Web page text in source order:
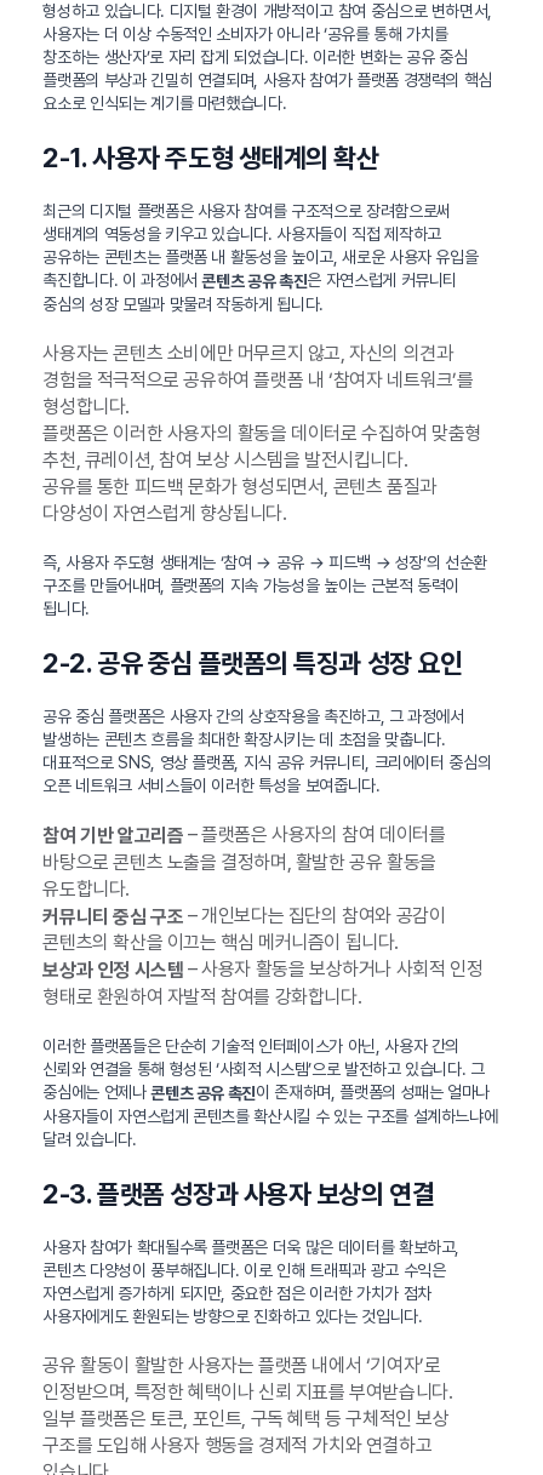
형성하고 있습니다. 디지털 환경이 개방적이고 참여 중심으로 변하면서,
사용자는 더 이상 수동적인 소비자가 아니라 ‘공유를 통해 가치를
창조하는 생산자’로 자리 잡게 되었습니다. 이러한 변화는 공유 중심
플랫폼의 부상과 긴밀히 연결되며, 사용자 참여가 플랫폼 경쟁력의 핵심
요소로 인식되는 계기를 마련했습니다.
2-1. 사용자 주도형 생태계의 확산
최근의 디지털 플랫폼은 사용자 참여를 구조적으로 장려함으로써
생태계의 역동성을 키우고 있습니다. 사용자들이 직접 제작하고
공유하는 콘텐츠는 플랫폼 내 활동성을 높이고, 새로운 사용자 유입을
촉진합니다. 이 과정에서콘텐츠 공유 촉진은 자연스럽게 커뮤니티
중심의 성장 모델과 맞물려 작동하게 됩니다.
사용자는 콘텐츠 소비에만 머무르지 않고, 자신의 의견과
경험을 적극적으로 공유하여 플랫폼 내 ‘참여자 네트워크’를
형성합니다.
플랫폼은 이러한 사용자의 활동을 데이터로 수집하여 맞춤형
추천, 큐레이션, 참여 보상 시스템을 발전시킵니다.
공유를 통한 피드백 문화가 형성되면서, 콘텐츠 품질과
다양성이 자연스럽게 향상됩니다.
즉, 사용자 주도형 생태계는 ‘참여 → 공유 → 피드백 → 성장’의 선순환
구조를 만들어내며, 플랫폼의 지속 가능성을 높이는 근본적 동력이
됩니다.
2-2. 공유 중심 플랫폼의 특징과 성장 요인
공유 중심 플랫폼은 사용자 간의 상호작용을 촉진하고, 그 과정에서
발생하는 콘텐츠 흐름을 최대한 확장시키는 데 초점을 맞춥니다.
대표적으로 SNS, 영상 플랫폼, 지식 공유 커뮤니티, 크리에이터 중심의
오픈 네트워크 서비스들이 이러한 특성을 보여줍니다.
참여 기반 알고리즘 – 플랫폼은 사용자의 참여 데이터를
바탕으로 콘텐츠 노출을 결정하며, 활발한 공유 활동을
유도합니다.
커뮤니티 중심 구조 – 개인보다는 집단의 참여와 공감이
콘텐츠의 확산을 이끄는 핵심 메커니즘이 됩니다.
보상과 인정 시스템 – 사용자 활동을 보상하거나 사회적 인정
형태로 환원하여 자발적 참여를 강화합니다.
이러한 플랫폼들은 단순히 기술적 인터페이스가 아닌, 사용자 간의
신뢰와 연결을 통해 형성된 ‘사회적 시스템’으로 발전하고 있습니다. 그
중심에는 언제나콘텐츠 공유 촉진이 존재하며, 플랫폼의 성패는 얼마나
사용자들이 자연스럽게 콘텐츠를 확산시킬 수 있는 구조를 설계하느냐에
달려 있습니다.
2-3. 플랫폼 성장과 사용자 보상의 연결
사용자 참여가 확대될수록 플랫폼은 더욱 많은 데이터를 확보하고,
콘텐츠 다양성이 풍부해집니다. 이로 인해 트래픽과 광고 수익은
자연스럽게 증가하게 되지만, 중요한 점은 이러한 가치가 점차
사용자에게도 환원되는 방향으로 진화하고 있다는 것입니다.
공유 활동이 활발한 사용자는 플랫폼 내에서 ‘기여자’로
인정받으며, 특정한 혜택이나 신뢰 지표를 부여받습니다.
일부 플랫폼은 토큰, 포인트, 구독 혜택 등 구체적인 보상
구조를 도입해 사용자 행동을 경제적 가치와 연결하고